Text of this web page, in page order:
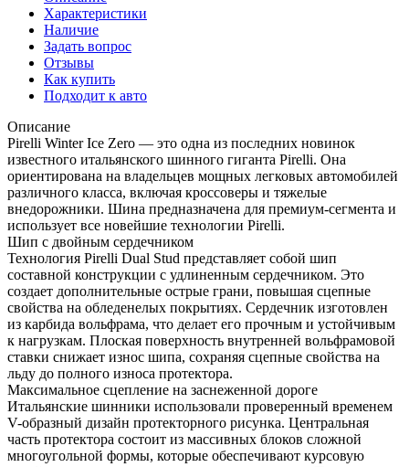
Характеристики
Наличие
Задать вопрос
Отзывы
Как купить
Подходит к авто
Описание
Pirelli Winter Ice Zero — это одна из последних новинок
известного итальянского шинного гиганта Pirelli. Она
ориентирована на владельцев мощных легковых автомобилей
различного класса, включая кроссоверы и тяжелые
внедорожники. Шина предназначена для премиум-сегмента и
использует все новейшие технологии Pirelli.
Шип с двойным сердечником
Технология Pirelli Dual Stud представляет собой шип
составной конструкции с удлиненным сердечником. Это
создает дополнительные острые грани, повышая сцепные
свойства на обледенелых покрытиях. Сердечник изготовлен
из карбида вольфрама, что делает его прочным и устойчивым
к нагрузкам. Плоская поверхность внутренней вольфрамовой
ставки снижает износ шипа, сохраняя сцепные свойства на
льду до полного износа протектора.
Максимальное сцепление на заснеженной дороге
Итальянские шинники использовали проверенный временем
V-образный дизайн протекторного рисунка. Центральная
часть протектора состоит из массивных блоков сложной
многоугольной формы, которые обеспечивают курсовую